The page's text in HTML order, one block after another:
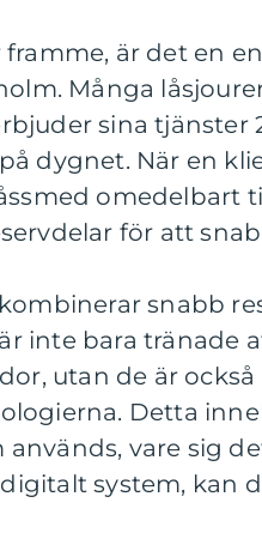
framme, är det en
Många
sina
dygnet. När en
omedelbart
för att
snabb
inte bara tränade
utan de är
Detta
används, vare sig
system, kan